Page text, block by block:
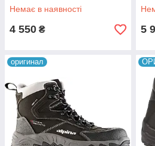
Немає в наявності
4 550 ₴ 5
оригинал